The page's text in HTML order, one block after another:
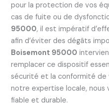
pour la protection de vos
cas de fuite ou de
95000, il est impératif
afin d’éviter des dégâts
Boisemont 95000
remplacer ce dispositif
sécurité et la conformité de
notre expertise locale, nous
fiable et durable.